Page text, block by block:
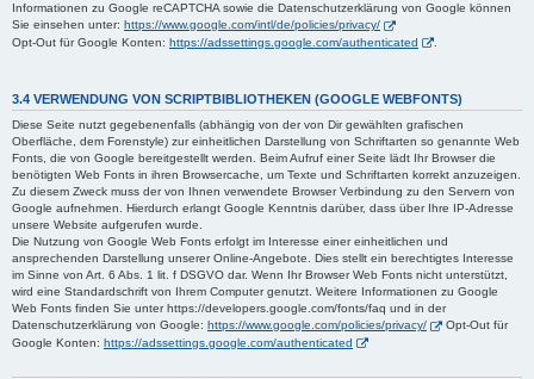
Informationen zu Google reCAPTCHA sowie die Datenschutzerklärung von Google können
Sie einsehen unter: https://www.google.com/intl/de/policies/privacy/
Opt-Out für Google Konten: https://adssettings.google.com/authenticated
3.4 VERWENDUNG VON SCRIPTBIBLIOTHEKEN (GOOGLE WEBFONTS)
Diese Seite nutzt gegebenenfalls (abhängig von der von Dir gewählten grafischen
Oberfläche, dem Forenstyle) zur einheitlichen Darstellung von Schriftarten so genannte Web
Fonts, die von Google bereitgestellt werden. Beim Aufruf einer Seite lädt Ihr Browser die
benötigten Web Fonts in ihren Browsercache, um Texte und Schriftarten korrekt anzuzeigen.
Zu diesem Zweck muss der von Ihnen verwendete Browser Verbindung zu den Servern von
Google aufnehmen. Hierdurch erlangt Google Kenntnis darüber, dass über Ihre IP-Adresse
unsere Website aufgerufen wurde.
Die Nutzung von Google Web Fonts erfolgt im Interesse einer einheitlichen und
ansprechenden Darstellung unserer Online-Angebote. Dies stellt ein berechtigtes Interesse
im Sinne von Art. 6 Abs. 1 lit. f DSGVO dar. Wenn Ihr Browser Web Fonts nicht unterstützt,
wird eine Standardschrift von Ihrem Computer genutzt. Weitere Informationen zu Google
Web Fonts finden Sie unter https://developers.google.com/fonts/faq und in der
Datenschutzerklärung von Google: https://www.google.com/policies/privacy/
Opt-Out für
Google Konten: https://adssettings.google.com/authenticated